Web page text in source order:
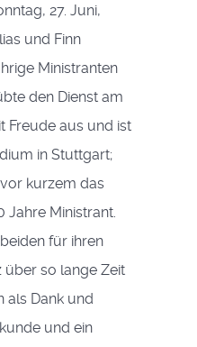
27. Juni,
und Finn
Ministranten
den Dienst am
Freude aus und ist
in Stuttgart;
kurzem das
Jahre Ministrant.
für ihren
über so lange Zeit
als Dank und
und ein